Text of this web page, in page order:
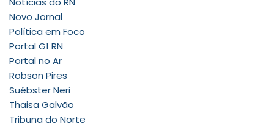
Novo Jornal
Política em Foco
Portal G1 RN
Portal no Ar
Robson Pires
Suébster Neri
Thaisa Galvão
Tribuna do Norte